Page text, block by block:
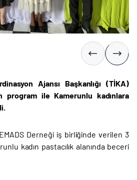
Ajansı Başkanlığı (TİKA)
program ile Kamerunlu kadınlara
Derneği iş birliğinde verilen 3
kadın pastacılık alanında beceri